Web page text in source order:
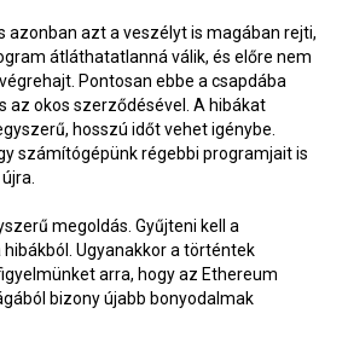
azonban azt a veszélyt is magában rejti,
átláthatatlanná válik, és előre nem
Pontosan ebbe a csapdába
az okos szerződésével. A hibákat
hosszú időt vehet igénybe.
számítógépünk régebbi programjait is
megoldás. Gyűjteni kell a
Ugyanakkor a történtek
arra, hogy az Ethereum
bizony újabb bonyodalmak